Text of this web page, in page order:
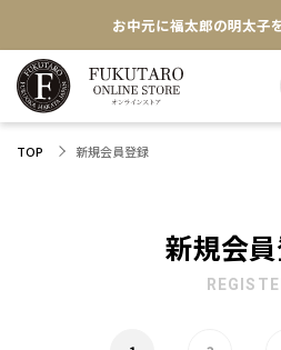
お中元に福太郎の明太子
★めんべい25周年記念
【色々な味を試したい方へ】
TOP 新規会員登録
新規会